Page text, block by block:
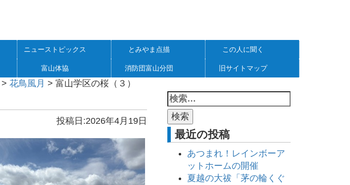
ニューストピックス とみやま点描 この人に聞く
富山体協 消防団富山分団 旧サイトマップ
> 花鳥風月 > 富山学区の桜（３）
投稿日:2026年4月19日
最近の投稿
あつまれ！レインボーア
ットホームの開催
夏越の大祓「茅の輪くぐ